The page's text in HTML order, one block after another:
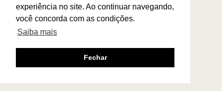
experiência no site. Ao continuar navegando,
você concorda com as condições.
Saiba mais
Fechar